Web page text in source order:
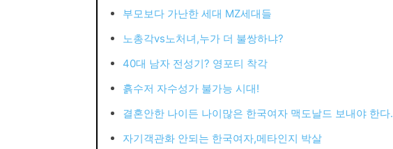
부모보다 가난한 세대 MZ세대들
노총각vs노처녀,누가 더 불쌍하냐?
40대 남자 전성기? 영포티 착각
흙수저 자수성가 불가능 시대!
결혼안한 나이든 나이많은 한국여자 맥도날드 보내야 한다.
자기객관화 안되는 한국여자,메타인지 박살